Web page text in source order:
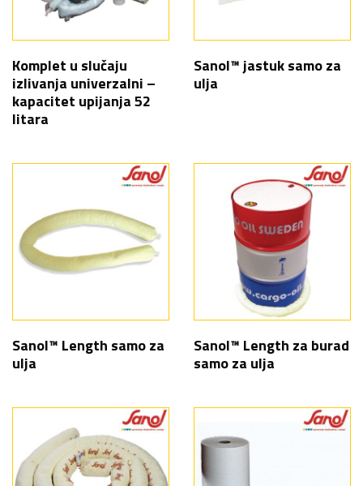
Komplet u slučaju
izlivanja univerzalni –
kapacitet upijanja 52
litara
Sanol™ jastuk samo za
ulja
Sanol™ Length samo za
ulja
Sanol™ Length za burad
samo za ulja